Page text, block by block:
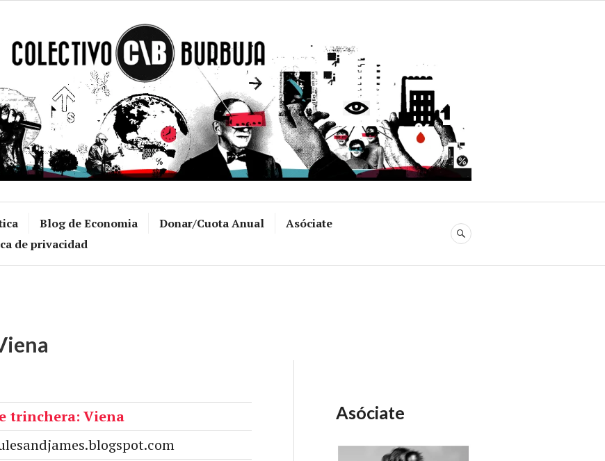
Blog de Economia Donar/Cuota Anual
Asóciate
de privacidad
BUSCAR
Asóciate